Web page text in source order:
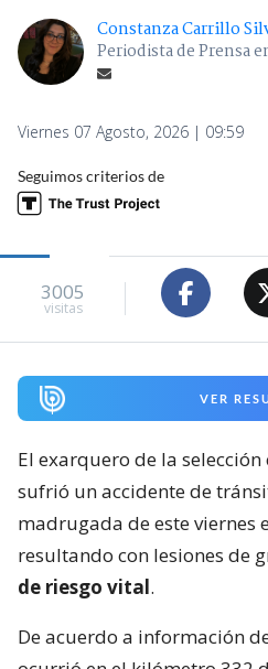
Constanza Carrillo
Periodista de Prensa
Viernes 07 Agosto, 2026 | 09:59
Seguimos criterios de
3005
visitas
VER
El exarquero de la selección
sufrió un accidente de
madrugada de este viernes
resultando con lesiones de
de riesgo vital.
De acuerdo a información